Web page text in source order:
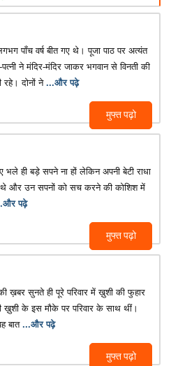
मुफ्त पढ़ो
पाँच वर्ष बीत गए थे। पूजा पाठ पर अत्यंत
पत्नी ने मंदिर-मंदिर जाकर भगवान से विनती की
दोनों ने ...और पढ़े
मुफ्त पढ़ो
ही बड़े सपने ना हों लेकिन अपनी बेटी राधा
और उन सपनों को सच करने की कोशिश में
पढ़े
मुफ्त पढ़ो
ख़बर सुनते ही पूरे परिवार में ख़ुशी की फुहार
ख़ुशी के इस मौके पर परिवार के साथ थीं।
बात ...और पढ़े